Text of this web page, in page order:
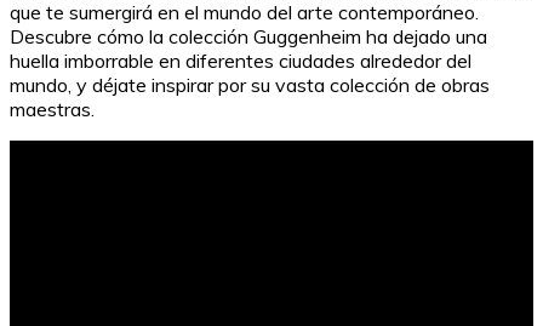
que te sumergirá en el mundo del arte contemporáneo.
Descubre cómo la colección Guggenheim ha dejado una
huella imborrable en diferentes ciudades alrededor del
mundo, y déjate inspirar por su vasta colección de obras
maestras.